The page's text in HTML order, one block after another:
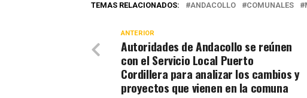
TEMAS RELACIONADOS: ANDACOLLO COMUNALES
ANTERIOR
Autoridades de Andacollo se reúnen
con el Servicio Local Puerto
Cordillera para analizar los cambios y
proyectos que vienen en la comuna